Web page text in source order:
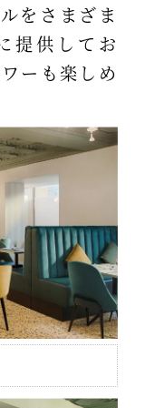
をさまざま
提供してお
ーも楽しめ